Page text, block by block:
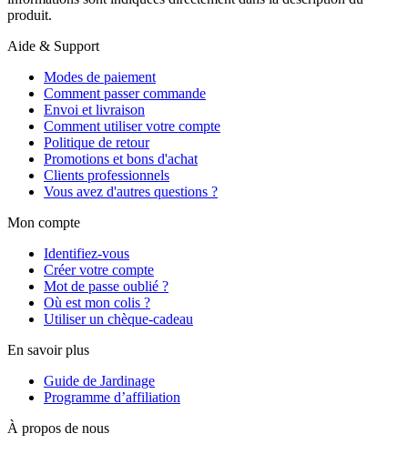
produit.
Aide & Support
Modes de paiement
Comment passer commande
Envoi et livraison
Comment utiliser votre compte
Politique de retour
Promotions et bons d'achat
Clients professionnels
Vous avez d'autres questions ?
Mon compte
Identifiez-vous
Créer votre compte
Mot de passe oublié ?
Où est mon colis ?
Utiliser un chèque-cadeau
En savoir plus
Guide de Jardinage
Programme d’affiliation
À propos de nous